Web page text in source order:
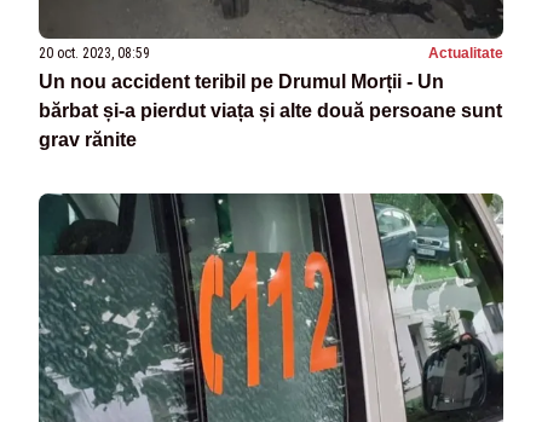
20 oct. 2023, 08:59 Actualitate
Un nou accident teribil pe Drumul Morții - Un
bărbat și-a pierdut viața și alte două persoane sunt
grav rănite